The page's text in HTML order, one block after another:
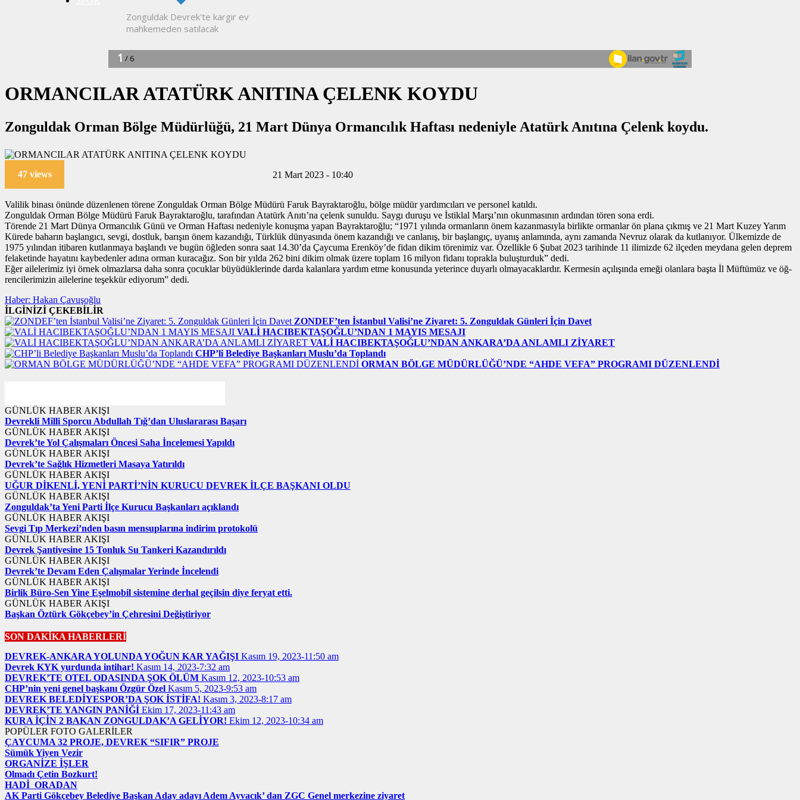
ORMANCILAR ATATÜRK ANITINA ÇELENK KOYDU
Zonguldak Orman Bölge Müdürlüğü, 21 Mart Dünya Ormancılık Haftası nedeniyle Atatürk Anıtına Çelenk koydu.
47 views 21 Mart 2023 - 10:40
Va­li­lik bi­na­sı önün­de dü­zen­le­nen tö­re­ne Zon­gul­dak Orman Bölge Mü­dü­rü Faruk Bay­rak­ta­roğ­lu, bölge müdür yar­dım­cı­la­rı ve per­so­nel ka­tıl­dı.
Zon­gul­dak Orman Bölge Mü­dü­rü Faruk Bay­rak­ta­roğ­lu, ta­ra­fın­dan Ata­türk Anıtı’na çe­lenk su­nul­du. Saygı du­ru­şu ve İstik­lal Marşı’nın okun­ma­sı­nın ar­dın­dan tören sona erdi.
Tö­ren­de 21 Mart Dünya Or­man­cı­lık Günü ve Orman Haf­ta­sı ne­de­niy­le ko­nuş­ma yapan Bay­rak­ta­roğ­lu; “1971 yı­lın­da or­man­la­rın önem ka­zan­ma­sıy­la bir­lik­te or­man­lar ön plana çık­mış ve 21 Mart Kuzey Yarım
Kü­re­de ba­ha­rın baş­lan­gı­cı, sevgi, dost­luk, ba­rı­şın önem ka­zan­dı­ğı, Türk­lük dün­ya­sın­da önem ka­zan­dı­ğı ve can­la­nış, bir baş­lan­gıç, uya­nış an­la­mın­da, aynı za­man­da Nev­ruz ola­rak da kut­la­nı­yor. Ül­ke­miz­de de
1975 yı­lın­dan iti­ba­ren kut­lan­ma­ya baş­lan­dı ve bugün öğ­le­den sonra saat 14.30’da Çay­cu­ma Eren­köy’de fidan dikim tö­re­ni­miz var. Özel­lik­le 6 Şubat 2023 ta­ri­hin­de 11 ili­miz­de 62 il­çe­den mey­da­na gelen dep­rem
fe­la­ke­tin­de ha­ya­tı­nı kay­be­den­ler adına orman ku­ra­ca­ğız. Son bir yılda 262 bini dikim olmak üzere top­lam 16 mil­yon fi­da­nı top­rak­la bu­luş­tur­duk” dedi.
Eğer aile­le­ri­miz iyi örnek ol­maz­lar­sa daha sonra ço­cuk­lar bü­yü­dük­le­rin­de darda ka­lan­la­ra yar­dım etme ko­nu­sun­da ye­te­rin­ce du­yar­lı ol­ma­ya­cak­lar­dır. Ker­me­sin açı­lı­şın­da emeği olan­la­ra başta İl Müf­tü­müz ve öğ­
ren­ci­le­ri­mi­zin aile­le­ri­ne te­şek­kür edi­yo­rum” dedi.
Haber: Hakan Çavuşoğlu
İLGİNİZİ ÇEKEBİLİR
ZONDEF’ten İstanbul Valisi’ne Ziyaret: 5. Zonguldak Günleri İçin Davet
VALİ HACIBEKTAŞOĞLU’NDAN 1 MAYIS MESAJI
VALİ HACIBEKTAŞOĞLU’NDAN ANKARA’DA ANLAMLI ZİYARET
CHP’li Belediye Başkanları Muslu’da Toplandı
ORMAN BÖLGE MÜDÜRLÜĞÜ’NDE “AHDE VEFA” PROGRAMI DÜZENLENDİ
GÜNLÜK HABER AKIŞI
Devrekli Milli Sporcu Abdullah Tığ’dan Uluslararası Başarı
GÜNLÜK HABER AKIŞI
Devrek’te Yol Çalışmaları Öncesi Saha İncelemesi Yapıldı
GÜNLÜK HABER AKIŞI
Devrek’te Sağlık Hizmetleri Masaya Yatırıldı
GÜNLÜK HABER AKIŞI
UĞUR DİKENLİ, YENİ PARTİ’NİN KURUCU DEVREK İLÇE BAŞKANI OLDU
GÜNLÜK HABER AKIŞI
Zonguldak’ta Yeni Parti İlçe Kurucu Başkanları açıklandı
GÜNLÜK HABER AKIŞI
Sevgi Tıp Merkezi’nden basın mensuplarına indirim protokolü
GÜNLÜK HABER AKIŞI
Devrek Şantiyesine 15 Tonluk Su Tankeri Kazandırıldı
GÜNLÜK HABER AKIŞI
Devrek’te Devam Eden Çalışmalar Yerinde İncelendi
GÜNLÜK HABER AKIŞI
Birlik Büro-Sen Yine Eşelmobil sistemine derhal geçilsin diye feryat etti.
GÜNLÜK HABER AKIŞI
Başkan Öztürk Gökçebey’in Çehresini Değiştiriyor
SON DAKİKA HABERLERİ
DEVREK-ANKARA YOLUNDA YOĞUN KAR YAĞIŞI Kasım 19, 2023-11:50 am
Devrek KYK yurdunda intihar! Kasım 14, 2023-7:32 am
DEVREK’TE OTEL ODASINDA ŞOK ÖLÜM Kasım 12, 2023-10:53 am
CHP’nin yeni genel başkanı Özgür Özel Kasım 5, 2023-9:53 am
DEVREK BELEDİYESPOR’DA ŞOK İSTİFA! Kasım 3, 2023-8:17 am
DEVREK’TE YANGIN PANİĞİ Ekim 17, 2023-11:43 am
KURA İÇİN 2 BAKAN ZONGULDAK’A GELİYOR! Ekim 12, 2023-10:34 am
POPÜLER FOTO GALERİLER
ÇAYCUMA 32 PROJE, DEVREK “SIFIR” PROJE
Sümük Yiyen Vezir
ORGANİZE İŞLER
Olmadı Çetin Bozkurt!
HADİ ORADAN
AK Parti Gökçebey Belediye Başkan Aday adayı Adem Ayvacık’ dan ZGC Genel merkezine ziyaret